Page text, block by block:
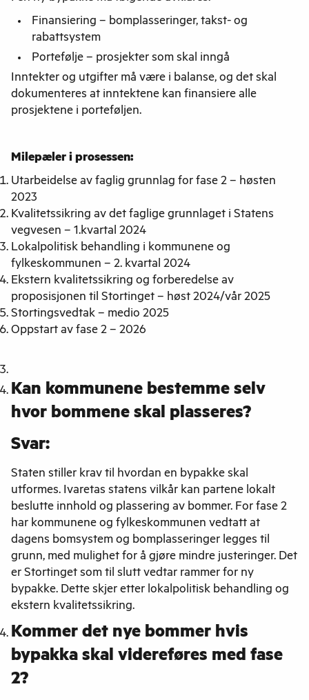
Finansiering – bomplasseringer, takst- og
rabattsystem
Portefølje – prosjekter som skal inngå
Inntekter og utgifter må være i balanse, og det skal
dokumenteres at inntektene kan finansiere alle
prosjektene i porteføljen.
Milepæler i prosessen:
Utarbeidelse av faglig grunnlag for fase 2 – høsten
2023
Kvalitetssikring av det faglige grunnlaget i Statens
vegvesen – 1.kvartal 2024
Lokalpolitisk behandling i kommunene og
fylkeskommunen – 2. kvartal 2024
Ekstern kvalitetssikring og forberedelse av
proposisjonen til Stortinget – høst 2024/vår 2025
Stortingsvedtak – medio 2025
Oppstart av fase 2 – 2026
Kan kommunene bestemme selv
hvor bommene skal plasseres?
Svar:
Staten stiller krav til hvordan en bypakke skal
utformes. Ivaretas statens vilkår kan partene lokalt
beslutte innhold og plassering av bommer. For fase 2
har kommunene og fylkeskommunen vedtatt at
dagens bomsystem og bomplasseringer legges til
grunn, med mulighet for å gjøre mindre justeringer. Det
er Stortinget som til slutt vedtar rammer for ny
bypakke. Dette skjer etter lokalpolitisk behandling og
ekstern kvalitetssikring.
Kommer det nye bommer hvis
bypakka skal videreføres med fase
2?